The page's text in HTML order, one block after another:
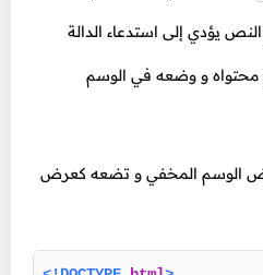
يؤدي إلى استدعاء الدالة
محتواه و وضعه في الوسم
الوسم المخفي و تضعه كعرض